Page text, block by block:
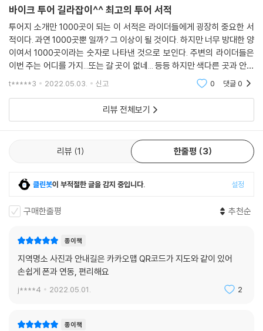
3. 민속문화 예술특구 - 진도(珍島)
4. 국제 해양관광의 중심 - 여수(麗水)
5. 슬로시티 - 증도(曾島)
6. 신안 중부(新安 中部) 섬
7. 명옥헌 원림 / 소쇄원
8. 불갑사 / 내산서원
9. 전남의 정자들
2. 57개 섬의 군락 - 고군산군도(古群山群島)
4. 위봉폭포 / 위봉사 / 위봉산성
⑧ 충청남도 권역
2. 김정희 선생 고택 / 용궁리 백송
3. 명재고택 / 파평 윤씨 종학당
4. 성주사지 / 무량사
6. 외암민속마을 / 봉곡사
8. 솔뫼성지 / 신리성지
으로 즐길 수 있는 경치가 수려한 곳, 전망이 좋은 곳, 이국적인 정취가 풍
기는 곳, 도로를 달리는 재미가 있는 곳, 역사와 문화가 담긴 유적지, 사방
이 트인 전망 좋은 활공장, 산속에 감춰진 암자와 산사, 선조들의 넋이 서린
서원과 정자, 아름다운 강과 호수, 고랭지 채소밭과 풍력발전 단지, 사람들
이 잘 모르는 숨겨진 비경, 권역 전체가 아름다운 지역 등이 고루 포함되어
이 책이 제공하는 지도를 활용하면 투어 루트를 편하게 안내 받을 수 있습
니다
대부분 투어 장소를 찾아갈 때 내비게이션을 사용하지만 일일이 내비게이
션에 목적지 주소를 입력하지 않아도 바로 목적지까지 안내를 받을 수 있
역의 안내 지도가 바로 표시됩니다.
바이크 투어 길라잡이^^ 최고의 투어 서적
투어지 소개만 1000곳이 되는 이 서적은 라이더들에게 굉장히 중요한 서
적이다. 과연 1000곳뿐 일까? 그 이상이 될 것이다. 하지만 너무 방대한 양
이여서 1000곳이라는 숫자로 나타낸 것으로 보인다. 주변의 라이더들은
이번 주는 어디를 가지...또는 갈 곳이 없네... 등등 하지만 색다른 곳과 안가
본 곳들이 너무 많다. 이 서적을 본 다면 다음에 갈 목적지와 이후 경로 등
t*****3 2022.05.03. 신고 0 댓글0
리뷰 전체보기
리뷰 1 한줄평 3
클린봇이 부적절한 글을 감지 중입니다. 설정
구매한줄평 추천순
종이책
지역명소 사진과 안내길은 카카오맵 QR코드가 지도와 같이 있어
손쉽게 폰과 연동, 편리해요
j****4 2022.05.01. 2
종이책